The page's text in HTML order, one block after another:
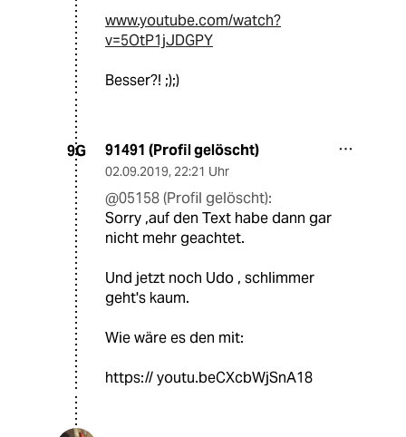
www.youtube.com/watch?
v=5OtP1jJDGPY
Besser?! ;);)
9G 91491 (Profil gelöscht)
02.09.2019, 22:21 Uhr
@05158 (Profil gelöscht):
Sorry ,auf den Text habe dann gar
nicht mehr geachtet.
Und jetzt noch Udo , schlimmer
geht's kaum.
Wie wäre es den mit:
https:// youtu.beCXcbWjSnA18